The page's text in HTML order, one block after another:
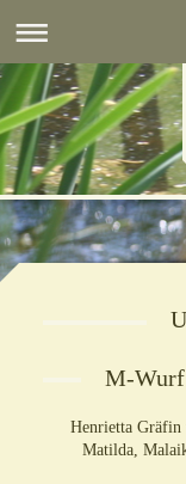
M-Wurf
Henrietta Gräfin
Matilda,